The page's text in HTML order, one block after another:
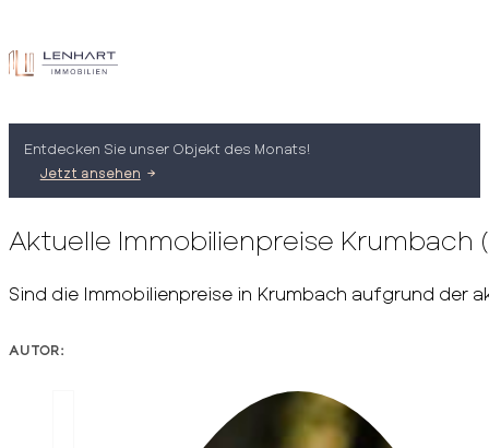
Entdecken Sie unser Objekt des Monats!
Jetzt ansehen
Aktuelle Immobilienpreise
Sind die Immobilienpreise in Krumbach aufgrund der
AUTOR: